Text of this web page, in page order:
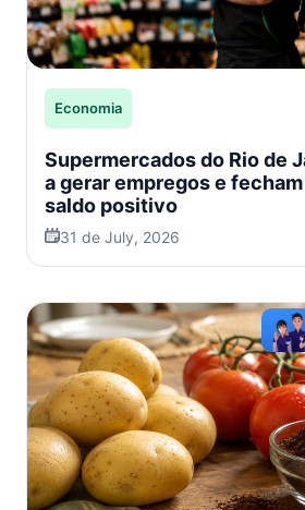
Economia
Supermercados do Rio de
a gerar empregos e
saldo positivo
31 de July, 2026